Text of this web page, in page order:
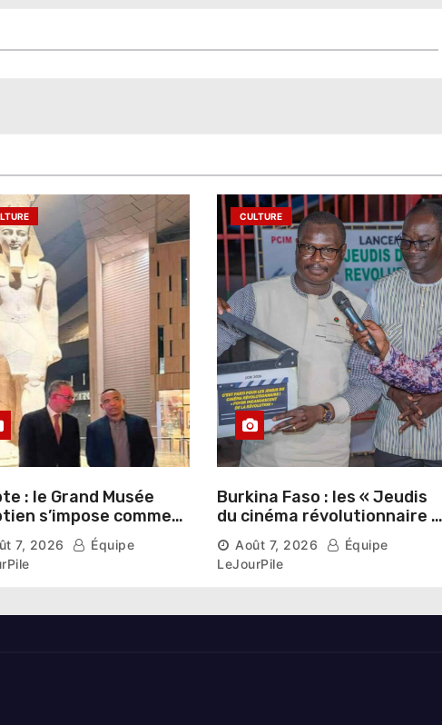
: le Grand Musée
s’impose comme
du patrimoine
auprès des
étrangers
7, 2026
Équipe
CULTURE
Burkina Faso : les « Jeudis
du cinéma révolutionnaire »
lancés au Mémorial Thomas
Sankara
Août 7, 2026
Équipe
LeJourPile